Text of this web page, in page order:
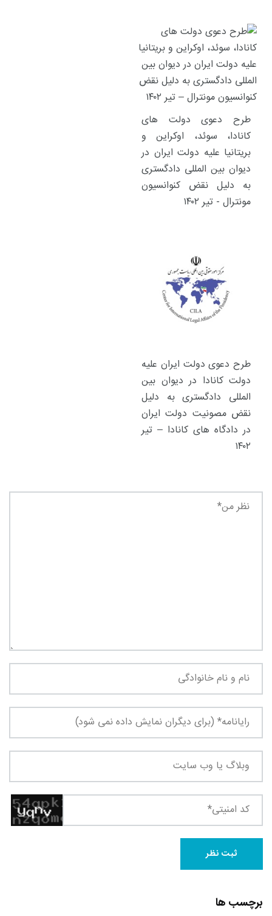
طرح دعوی دولت های
کانادا، سوئد، اوکراین و
بریتانیا علیه دولت ایران در
دیوان بین المللی دادگستری
به دلیل نقض کنوانسیون
مونترال - تیر ۱۴۰۲
طرح دعوی دولت ایران علیه
دولت کانادا در دیوان بین
المللی دادگستری به دلیل
نقض مصونیت دولت ایران
در دادگاه های کانادا – تیر
۱۴۰۲
برچسب ها